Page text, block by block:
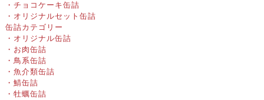
・チョコケーキ缶詰
・オリジナルセット缶詰
缶詰カテゴリー
・オリジナル缶詰
・お肉缶詰
・鳥系缶詰
・魚介類缶詰
・鯖缶詰
・牡蠣缶詰